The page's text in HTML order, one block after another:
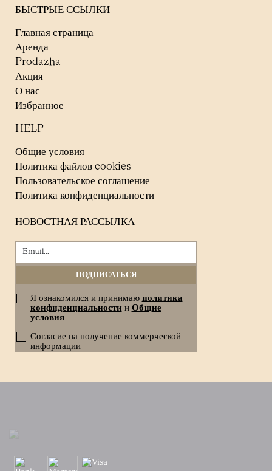
БЫСТРЫЕ ССЫЛКИ
Главная страница
Аренда
Prodazha
Акция
О нас
Избранное
HELP
Общие условия
Политика файлов cookies
Пользовательское соглашение
Политика конфиденциальности
НОВОСТНАЯ РАССЫЛКА
Я ознакомился и принимаю политика
конфиденциальности и Общие
условия
Согласие на получение коммерческой
информации